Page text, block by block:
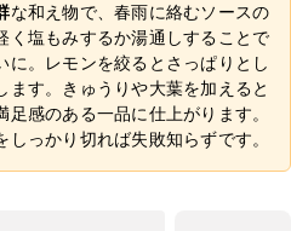
な和え物で、春雨に絡むソースの
く塩もみするか湯通しすることで
に。レモンを絞るとさっぱりとし
ます。きゅうりや大葉を加えると
感のある一品に仕上がります。
っかり切れば失敗知らずです。